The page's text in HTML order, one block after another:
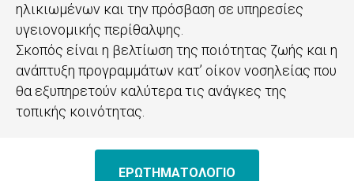
ηλικιωμένων και την πρόσβαση σε υπηρεσίες
υγειονομικής περίθαλψης.
Σκοπός είναι η βελτίωση της ποιότητας ζωής και η
ανάπτυξη προγραμμάτων κατ’ οίκον νοσηλείας που
θα εξυπηρετούν καλύτερα τις ανάγκες της
τοπικής κοινότητας.
ΕΡΩΤΗΜΑΤΟΛΟΓΙΟ